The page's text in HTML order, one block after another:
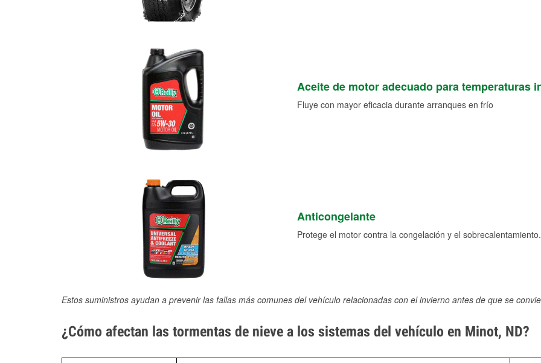
Aceite de motor adecuado para temperaturas
Fluye con mayor eficacia durante arranques en frío
Anticongelante
Protege el motor contra la congelación y el sobrecalentamiento.
Estos suministros ayudan a prevenir las fallas más comunes del vehículo relacionadas con el invierno antes de que se
¿Cómo afectan las tormentas de nieve a los sistemas del vehículo en Minot, ND?